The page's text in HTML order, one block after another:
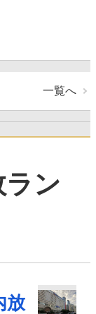
一覧へ
ン
放